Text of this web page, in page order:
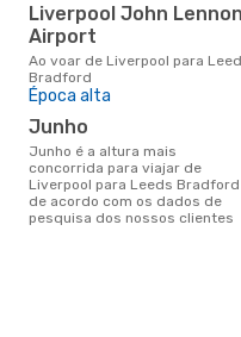
Liverpool John Lennon
Airport
Ao voar de Liverpool para Leeds
Bradford
Época alta
junho
junho é a altura mais
concorrida para viajar de
Liverpool para Leeds Bradford
de acordo com os dados de
pesquisa dos nossos clientes